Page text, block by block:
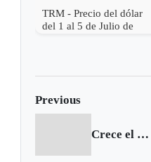
TRM - Precio del dólar
del 1 al 5 de Julio de
Previous
Crece el número de personas con acceso a Internet